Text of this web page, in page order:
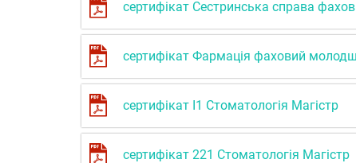
сертифікат Сестринська справа
сертифікат Фармація фаховий
сертифікат І1 Стоматологія Магістр
сертифікат 221 Стоматологія Магістр